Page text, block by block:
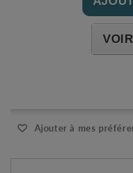
Ajouter à mes